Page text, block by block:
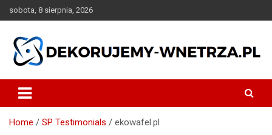
to
sobota, 8 sierpnia, 2026
dekorujemy-wnetrza.pl
Home SP Testimonials ekowafel.pl